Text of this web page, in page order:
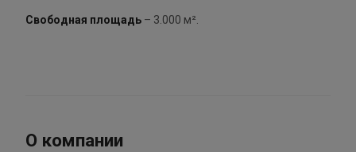
Свободная площадь – 3.000 м².
О компании